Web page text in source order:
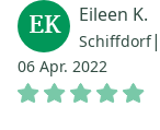
EK Eileen K.
Schiffdorf|
06 Apr. 2022